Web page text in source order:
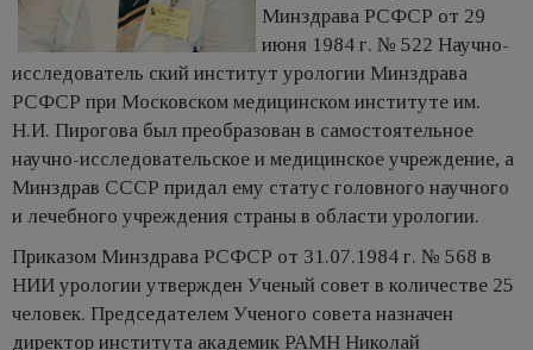
Минздрава РСФСР от 29
июня 1984 г. № 522 Научно-
исследователь ский институт урологии Минздрава
РСФСР при Московском медицинском институте им.
Н.И. Пирогова был преобразован в самостоятельное
научно-исследовательское и медицинское учреждение, а
Минздрав СССР придал ему статус головного научного
и лечебного учреждения страны в области урологии.
Приказом Минздрава РСФСР от 31.07.1984 г. № 568 в
НИИ урологии утвержден Ученый совет в количестве 25
человек. Председателем Ученого совета назначен
директор института академик РАМН Николай